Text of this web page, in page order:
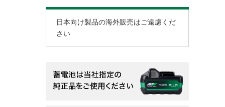
仕上釘打機
高圧エアインパクトドライバ
日本向け製品の海外販売はご遠慮くだ
さい